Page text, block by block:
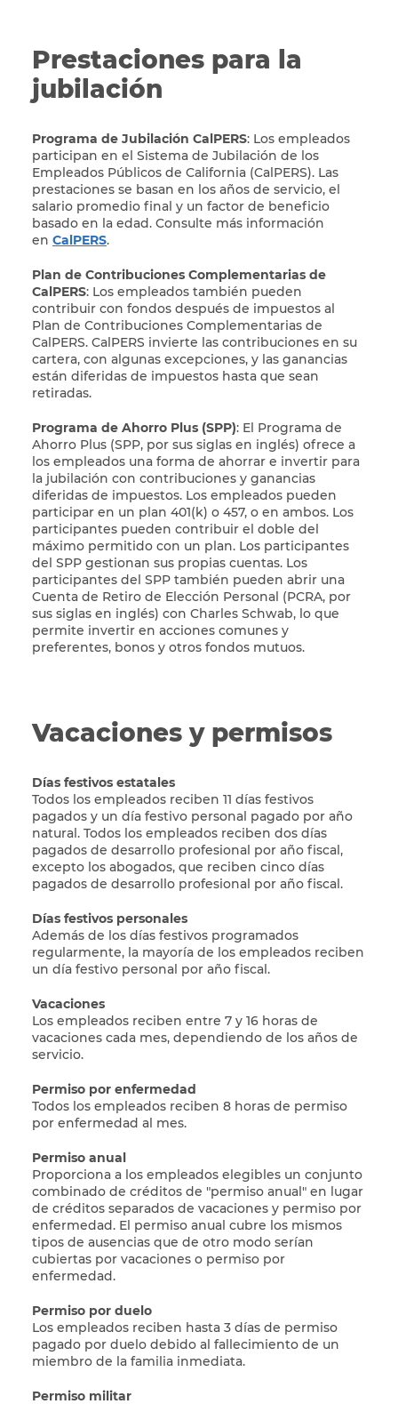
Prestaciones para la
jubilación
Programa de Jubilación CalPERS: Los empleados
participan en el Sistema de Jubilación de los
Empleados Públicos de California (CalPERS). Las
prestaciones se basan en los años de servicio, el
salario promedio final y un factor de beneficio
basado en la edad. Consulte más información
en CalPERS.
Plan de Contribuciones Complementarias de
CalPERS: Los empleados también pueden
contribuir con fondos después de impuestos al
Plan de Contribuciones Complementarias de
CalPERS. CalPERS invierte las contribuciones en su
cartera, con algunas excepciones, y las ganancias
están diferidas de impuestos hasta que sean
retiradas.
Programa de Ahorro Plus (SPP): El Programa de
Ahorro Plus (SPP, por sus siglas en inglés) ofrece a
los empleados una forma de ahorrar e invertir para
la jubilación con contribuciones y ganancias
diferidas de impuestos. Los empleados pueden
participar en un plan 401(k) o 457, o en ambos. Los
participantes pueden contribuir el doble del
máximo permitido con un plan. Los participantes
del SPP gestionan sus propias cuentas. Los
participantes del SPP también pueden abrir una
Cuenta de Retiro de Elección Personal (PCRA, por
sus siglas en inglés) con Charles Schwab, lo que
permite invertir en acciones comunes y
preferentes, bonos y otros fondos mutuos.
Vacaciones y permisos
Días festivos estatales
Todos los empleados reciben 11 días festivos
pagados y un día festivo personal pagado por año
natural. Todos los empleados reciben dos días
pagados de desarrollo profesional por año fiscal,
excepto los abogados, que reciben cinco días
pagados de desarrollo profesional por año fiscal.
Días festivos personales
Además de los días festivos programados
regularmente, la mayoría de los empleados reciben
un día festivo personal por año fiscal.
Vacaciones
Los empleados reciben entre 7 y 16 horas de
vacaciones cada mes, dependiendo de los años de
servicio.
Permiso por enfermedad
Todos los empleados reciben 8 horas de permiso
por enfermedad al mes.
Permiso anual
Proporciona a los empleados elegibles un conjunto
combinado de créditos de "permiso anual" en lugar
de créditos separados de vacaciones y permiso por
enfermedad. El permiso anual cubre los mismos
tipos de ausencias que de otro modo serían
cubiertas por vacaciones o permiso por
enfermedad.
Permiso por duelo
Los empleados reciben hasta 3 días de permiso
pagado por duelo debido al fallecimiento de un
miembro de la familia inmediata.
Permiso militar